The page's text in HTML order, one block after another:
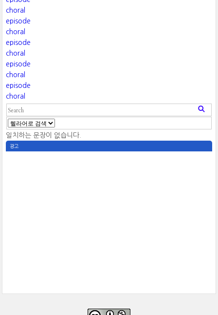
choral
episode
choral
episode
choral
episode
choral
episode
choral
일치하는 문장이 없습니다.
광고